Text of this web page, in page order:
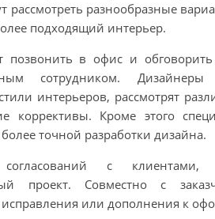
рассмотреть разнообразные
подходящий интерьер.
позвонить в офис и
сотрудником.
интерьеров, рассмотрят
коррективы. Кроме этого
точной разработки дизайна.
с клиентами,
проект. Совместно с
или дополнения к